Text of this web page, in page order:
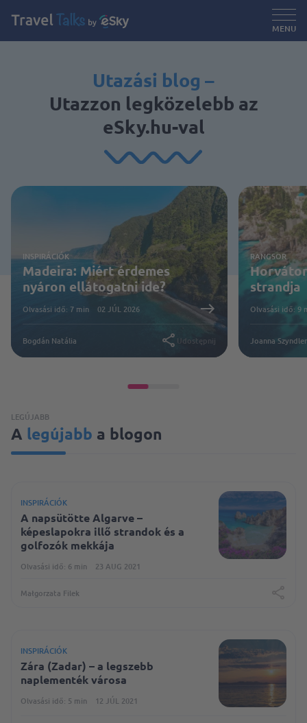
MENU
Utazási blog –
Utazzon legközelebb az
eSky.hu-val
INSPIRÁCIÓK
Madeira: Miért érdemes
nyáron ellátogatni ide?
Olvasási idő: 7 min 02 JÚL 2026
Bogdán Natália Udostępnij
RANGSOR
strandja
Olvasási idő: 9
Joanna Szyndler
LEGÚJABB
A legújabb a blogon
INSPIRÁCIÓK
A napsütötte Algarve –
képeslapokra illő strandok és a
golfozók mekkája
Olvasási idő: 6 min 23 AUG 2021
Małgorzata Filek
INSPIRÁCIÓK
Zára (Zadar) – a legszebb
naplementék városa
Olvasási idő: 5 min 12 JÚL 2021